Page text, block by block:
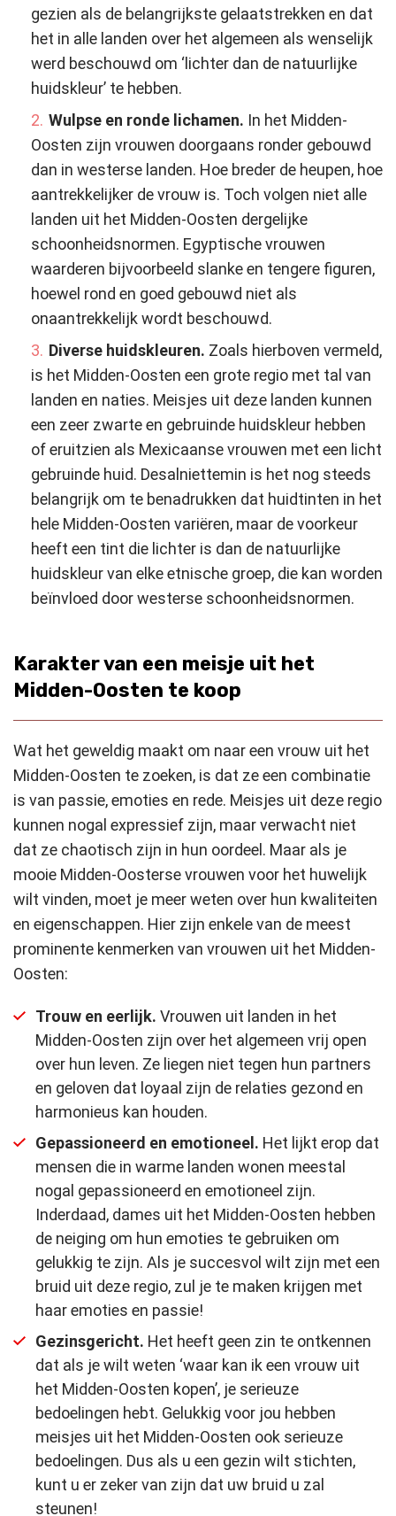
gezien als de belangrijkste gelaatstrekken en dat
het in alle landen over het algemeen als wenselijk
werd beschouwd om ‘lichter dan de natuurlijke
huidskleur’ te hebben.
Wulpse en ronde lichamen. In het Midden-
Oosten zijn vrouwen doorgaans ronder gebouwd
dan in westerse landen. Hoe breder de heupen, hoe
aantrekkelijker de vrouw is. Toch volgen niet alle
landen uit het Midden-Oosten dergelijke
schoonheidsnormen. Egyptische vrouwen
waarderen bijvoorbeeld slanke en tengere figuren,
hoewel rond en goed gebouwd niet als
onaantrekkelijk wordt beschouwd.
Diverse huidskleuren. Zoals hierboven vermeld,
is het Midden-Oosten een grote regio met tal van
landen en naties. Meisjes uit deze landen kunnen
een zeer zwarte en gebruinde huidskleur hebben
of eruitzien als Mexicaanse vrouwen met een licht
gebruinde huid. Desalniettemin is het nog steeds
belangrijk om te benadrukken dat huidtinten in het
hele Midden-Oosten variëren, maar de voorkeur
heeft een tint die lichter is dan de natuurlijke
huidskleur van elke etnische groep, die kan worden
beïnvloed door westerse schoonheidsnormen.
Karakter van een meisje uit het
Midden-Oosten te koop
Wat het geweldig maakt om naar een vrouw uit het
Midden-Oosten te zoeken, is dat ze een combinatie
is van passie, emoties en rede. Meisjes uit deze regio
kunnen nogal expressief zijn, maar verwacht niet
dat ze chaotisch zijn in hun oordeel. Maar als je
mooie Midden-Oosterse vrouwen voor het huwelijk
wilt vinden, moet je meer weten over hun kwaliteiten
en eigenschappen. Hier zijn enkele van de meest
prominente kenmerken van vrouwen uit het Midden-
Oosten:
Trouw en eerlijk. Vrouwen uit landen in het
Midden-Oosten zijn over het algemeen vrij open
over hun leven. Ze liegen niet tegen hun partners
en geloven dat loyaal zijn de relaties gezond en
harmonieus kan houden.
Gepassioneerd en emotioneel. Het lijkt erop dat
mensen die in warme landen wonen meestal
nogal gepassioneerd en emotioneel zijn.
Inderdaad, dames uit het Midden-Oosten hebben
de neiging om hun emoties te gebruiken om
gelukkig te zijn. Als je succesvol wilt zijn met een
bruid uit deze regio, zul je te maken krijgen met
haar emoties en passie!
Gezinsgericht. Het heeft geen zin te ontkennen
dat als je wilt weten ‘waar kan ik een vrouw uit
het Midden-Oosten kopen’, je serieuze
bedoelingen hebt. Gelukkig voor jou hebben
meisjes uit het Midden-Oosten ook serieuze
bedoelingen. Dus als u een gezin wilt stichten,
kunt u er zeker van zijn dat uw bruid u zal
steunen!